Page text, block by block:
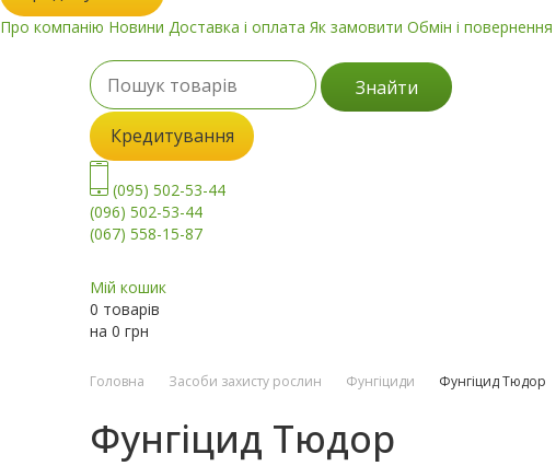
Про компанію Новини Доставка і оплата Як замовити Обмін і повернення
Знайти
Кредитування
(095) 502-53-44
(096) 502-53-44
(067) 558-15-87
Мій кошик
0 товарів
на 0 грн
Головна Засоби захисту рослин Фунгіциди Фунгіцид Тюдор
Фунгіцид Тюдор